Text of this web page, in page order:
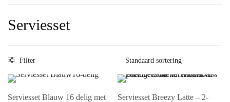
Serviesset
Filter
Serviesset Blauw 16 delig met
Serviesset Breezy Latte – 2-